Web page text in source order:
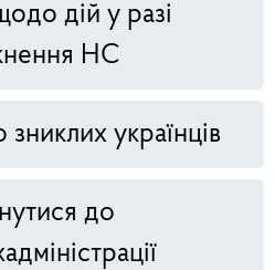
дій у разі
НС
українців
до